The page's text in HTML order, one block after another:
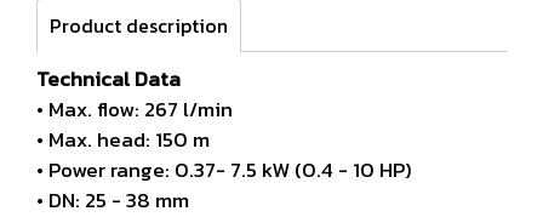
Product description
Technical Data
• Max. flow: 267 l/min
• Max. head: 150 m
• Power range: 0.37- 7.5 kW (0.4 - 10 HP)
• DN: 25 - 38 mm